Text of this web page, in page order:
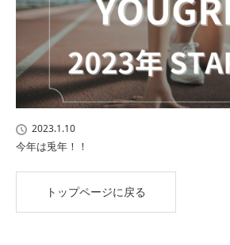
2023.1.10
今年は兎年！！
トップページに戻る